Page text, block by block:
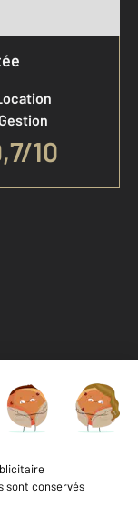
Gestion
10